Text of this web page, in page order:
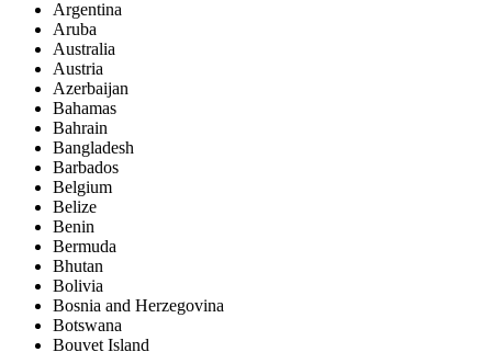
Argentina
Aruba
Australia
Austria
Azerbaijan
Bahamas
Bahrain
Bangladesh
Barbados
Belgium
Belize
Benin
Bermuda
Bhutan
Bolivia
Bosnia and Herzegovina
Botswana
Bouvet Island